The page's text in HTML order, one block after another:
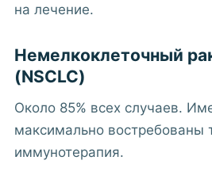
на лечение.
Немелкоклеточный
(NSCLC)
Около 85% всех случаев.
максимально востребованы
иммунотерапия.